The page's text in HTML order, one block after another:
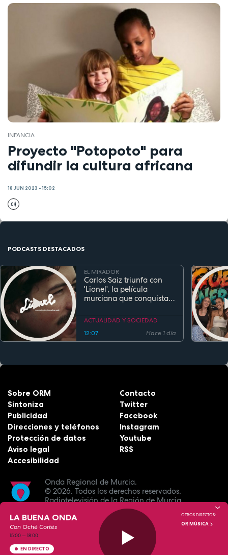
INFANCIA
Proyecto "Potopoto" para
difundir la cultura africana
18 JUN 2023 - 15:02
PODCASTS DESTACADOS
EL MIRADOR
Carlos Saiz triunfa con
'Lionel', la película
murciana que conquista
estreno
ACTUALIDAD Y SOCIEDAD
12:07
Hace 1 día
Onda Regional de Murcia.
© 2026. Todos los derechos reservados.
Radiotelevisión de la Región de Murcia.
Sobre ORM
Sintoniza
Publicidad
Direcciones y teléfonos
Protección de datos
Aviso legal
Accesibilidad
Contacto
Twitter
Facebook
Instagram
Youtube
RSS
LA BUENA ONDA
Con Oché Cortés
15:00—18:00
EN DIRECTO
OTROS DIRECTOS:
OR MÚSICA